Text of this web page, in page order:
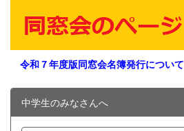
令和７年度版同窓会名簿発行について
中学生のみなさんへ